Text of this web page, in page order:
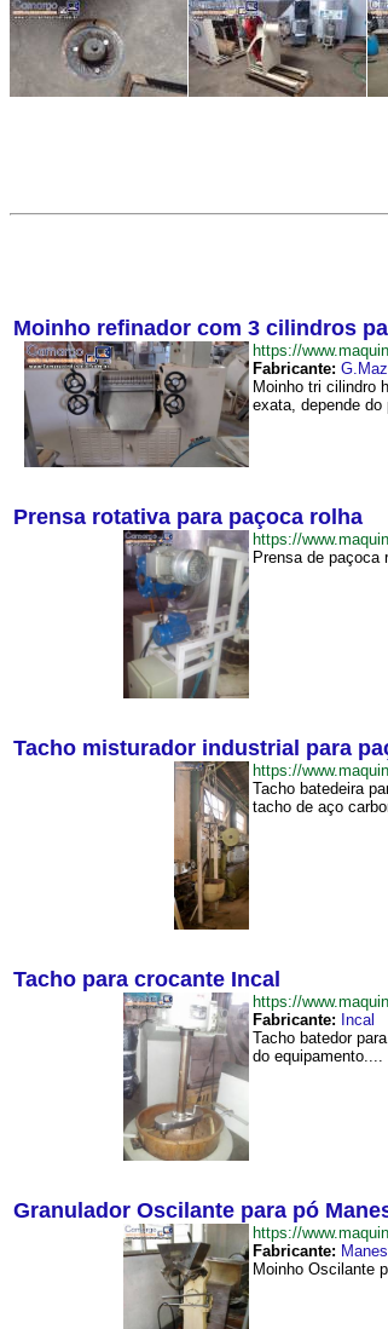
Moinho refinador com 3 cilindros
https://
Fabricante:
Moinho tri cilindro
exata, depende do
Prensa rotativa para paçoca rolha
https://
Prensa de paçoca
Tacho misturador industrial para
https://
Tacho batedeira
tacho de aço
Tacho para crocante Incal
https://
Fabricante: Incal
Tacho batedor
do equipamento....
Granulador Oscilante para pó
https://
Fabricante:
Moinho Oscilante